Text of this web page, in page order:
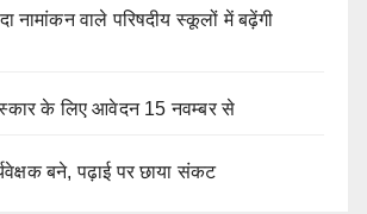
नामांकन वाले परिषदीय स्कूलों में बढ़ेंगी
के लिए आवेदन 15 नवम्बर से
बने, पढ़ाई पर छाया संकट